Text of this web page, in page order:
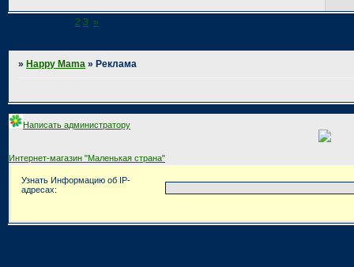
2 3 »
» Happy Mama » Реклама
Написать администратору
Интернет-магазин "Маленькая страна"
Узнать Информацию об IP-
адресах: